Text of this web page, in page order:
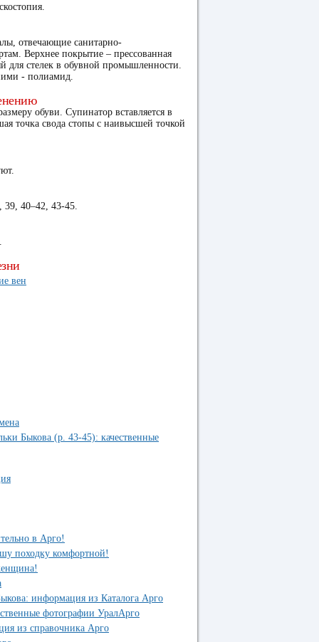
отвечающие санитарно-
Верхнее покрытие – прессованная
для стелек в обувной промышленности.
- полиамид.
обуви. Супинатор вставляется в
точка свода стопы с наивысшей точкой
39, 40–42, 43-45.
вен
Быкова (р. 43-45): качественные
в Арго!
походку комфортной!
информация из Каталога Арго
фотографии УралАрго
из справочника Арго